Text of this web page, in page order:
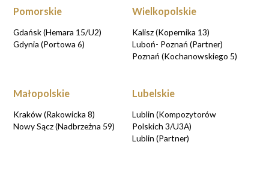
Pomorskie
Gdańsk (Hemara 15/U2)
Gdynia (Portowa 6)
Wielkopolskie
Kalisz (Kopernika 13)
Luboń- Poznań (Partner)
Poznań (Kochanowskiego 5)
Małopolskie
Kraków (Rakowicka 8)
Nowy Sącz (Nadbrzeżna 59)
Lubelskie
Lublin (Kompozytorów
Polskich 3/U3A)
Lublin (Partner)